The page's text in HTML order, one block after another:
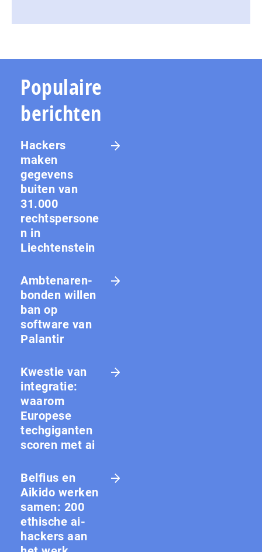
Populaire
berichten
Hackers
maken
gegevens
buiten van
31.000
rechtspersone
n in
Liechtenstein
Amb­te­na­ren­
bon­den willen
ban op
software van
Palantir
Kwestie van
integratie:
waarom
Europese
techgiganten
scoren met ai
Belfius en
Aikido werken
samen: 200
ethische ai-
hackers aan